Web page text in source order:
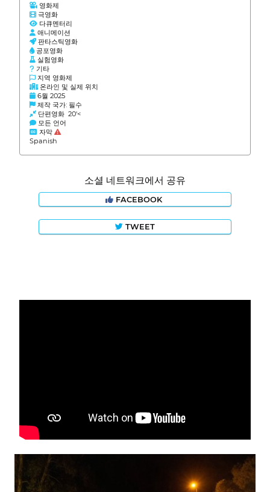
영화제
극영화
다큐멘터리
애니메이션
판타스틱영화
공포영화
실험영화
기타
지역 영화제
온라인 및 실제 위치
6월 2025
제작 국가: 필수
단편영화 20'<
모든 언어
자막
Spanish
소셜 네트워크에서 공유
FACEBOOK
TWEET